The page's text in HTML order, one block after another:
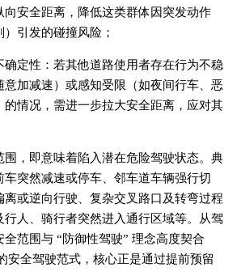
向安全距离，降低这类群体因突发动作
）引发的碰撞风险；
确定性：若其他道路使用者存在行为不稳
意加减速）或感知受限（如夜间行车、恶
的情况，需进一步拉大安全距离，应对其
围，即意味着陷入潜在危险驾驶状态。典
突然减速或停车、邻车道车辆强行切
离或逆向行驶、复杂交叉路口及转弯过程
行人、骑行者突然进入通行区域等。从驾
范围与 “防御性驾驶” 理念高度契合
全驾驶范式，核心正是通过提前预留